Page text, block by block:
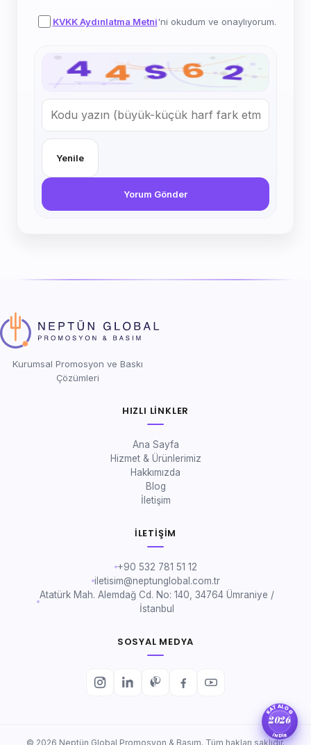
KVKK Aydınlatma Metni'ni okudum ve onaylıyorum.
Yenile
Yorum Gönder
Kurumsal Promosyon ve Baskı
Çözümleri
HIZLI LINKLER
Ana Sayfa
Hizmet & Ürünlerimiz
Hakkımızda
Blog
İletişim
İLETIŞIM
+90 532 781 51 12
iletisim@neptunglobal.com.tr
Atatürk Mah. Alemdağ Cd. No: 140, 34764 Ümraniye /
İstanbul
SOSYAL MEDYA
© 2026 Neptün Global Promosyon & Basım. Tüm hakları saklıdır.
KATALOG
İNDİR
2026